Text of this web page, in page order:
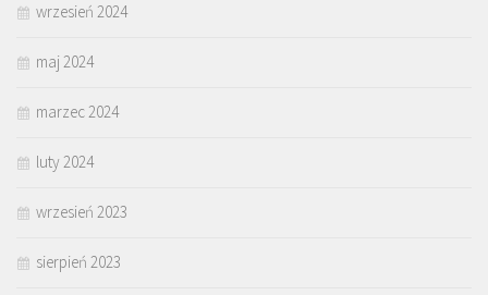
wrzesień 2024
maj 2024
marzec 2024
luty 2024
wrzesień 2023
sierpień 2023